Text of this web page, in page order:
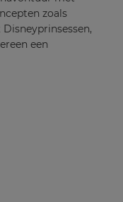
zoals
een